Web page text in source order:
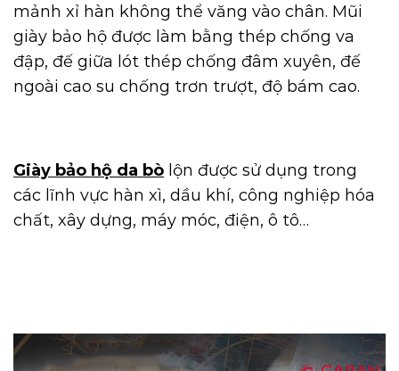
mảnh xỉ hàn không thể văng vào chân. Mũi
giày bảo hộ được làm bằng thép chống va
đập, đế giữa lót thép chống đâm xuyên, đế
ngoài cao su chống trơn trượt, độ bám cao.
Giày bảo hộ da bò lộn được sử dụng trong
các lĩnh vực hàn xì, dầu khí, công nghiệp hóa
chất, xây dựng, máy móc, điện, ô tô…